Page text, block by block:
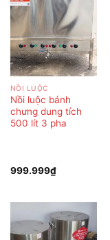
NỒI LUỘC
Nồi luộc bánh
chưng dung tích
500 lít 3 pha
999.999₫